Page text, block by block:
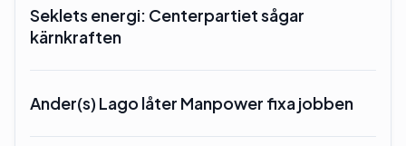
Seklets energi: Centerpartiet sågar
kärnkraften
Ander(s) Lago låter Manpower fixa jobben